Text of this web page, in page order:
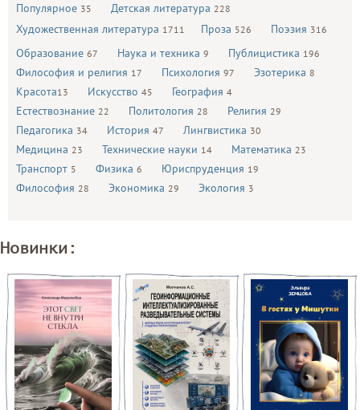
Популярное 35 Детская литература 228
Художественная литература 1711 Проза 526 Поэзия 316
Образование 67 Наука и техника 9 Публицистика 196
Философия и религия 17 Психология 97 Эзотерика 8
Красота13 Искусство 45 География 4
Естествознание 22 Политология 28 Религия 29
Педагогика 34 История 47 Лингвистика 30
Медицина 23 Технические науки 14 Математика 23
Транспорт 5 Физика 6 Юриспруденция 19
Философия 28 Экономика 29 Экология 3
Новинки: